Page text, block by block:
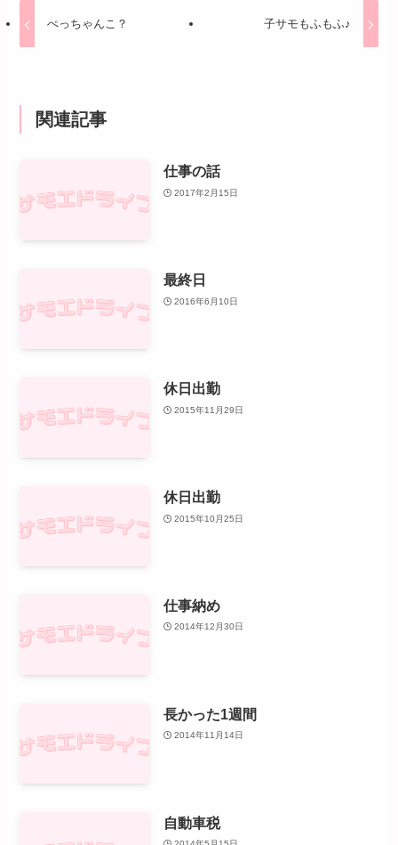
ぺっちゃんこ？ 子サモもふもふ♪
関連記事
仕事の話
2017年2月15日
最終日
2016年6月10日
休日出勤
2015年11月29日
休日出勤
2015年10月25日
仕事納め
2014年12月30日
長かった1週間
2014年11月14日
自動車税